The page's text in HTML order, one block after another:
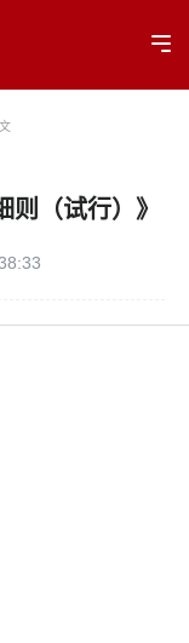
则（试行）》